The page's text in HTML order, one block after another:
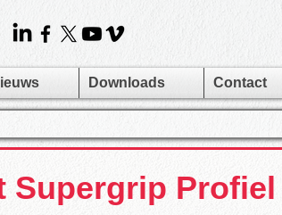
Downloads Contact
Supergrip Profiel